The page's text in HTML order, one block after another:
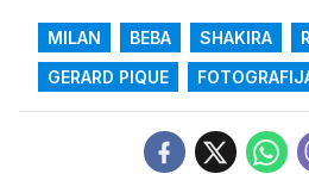
MILAN BEBA SHAKIRA
GERARD PIQUE